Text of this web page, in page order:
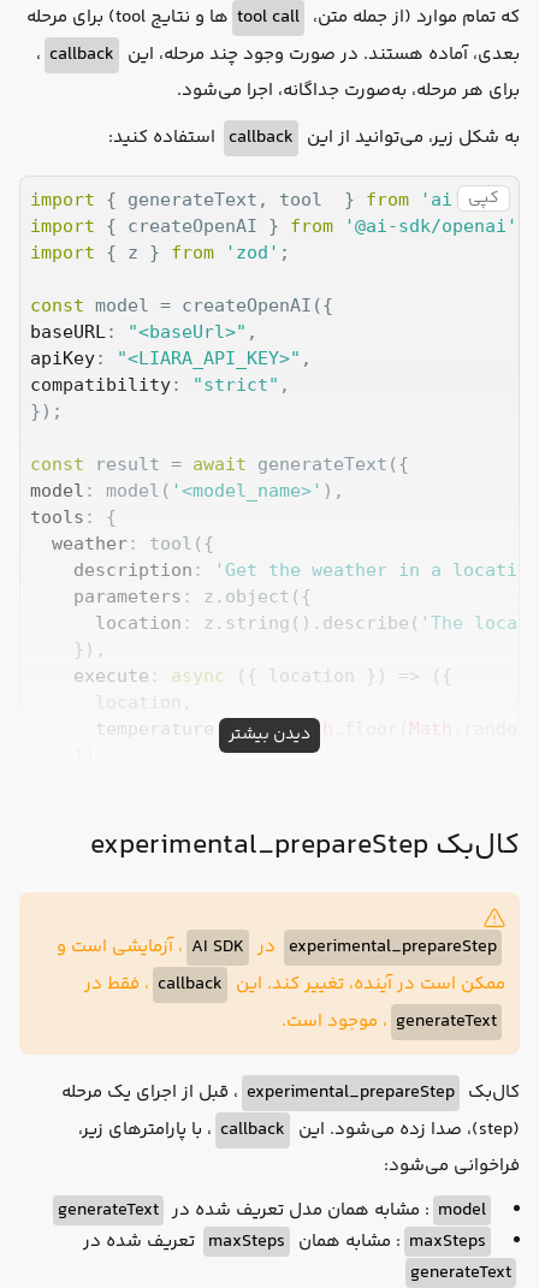
که تمام موارد (از جمله متن، tool call
ها و نتایج tool) برای مرحله
بعدی، آماده هستند. در صورت وجود چند مرحله، این callback ،
برای هر مرحله، به‌صورت جداگانه، اجرا می‌شود.
به شکل زیر، می‌توانید از این callback استفاده کنید:
کپی import { generateText, tool  } from 'ai'
import { createOpenAI } from '@ai-sdk/openai'
import { z } from 'zod' ;
const
baseURL : "<baseUrl>"
apiKey: "<LIARA_API_KEY>"
compatibility: "strict" ,
});
const result = await
model : model( '<model_name>'
tools : {
weather: tool({
description :
'Get the weather in a
parameters : z.object({
location : z.string().describe( 'The
    }),
execute : async ({ location }) => ({
      location,
temperature : 72 + Math Math
'What is the weather in San Francisco?'
// your own logic, e.g. for saving the chat
console.log(text, toolCalls, toolResults,
دیدن بیشتر
کال‌بک experimental_prepareStep
experimental_prepareStep در AI SDK ، آزمایشی است و
ممکن است در آینده، تغییر کند. این callback ، فقط در
generateText ، موجود است.
کال‌بک experimental_prepareStep ، قبل از اجرای یک مرحله
(step)، صدا زده می‌شود. این
callback ، با پارامترهای زیر،
فراخوانی می‌شود:
model : مشابه همان مدل تعریف شده در generateText
maxSteps : مشابه همان maxSteps تعریف شده در
generateText